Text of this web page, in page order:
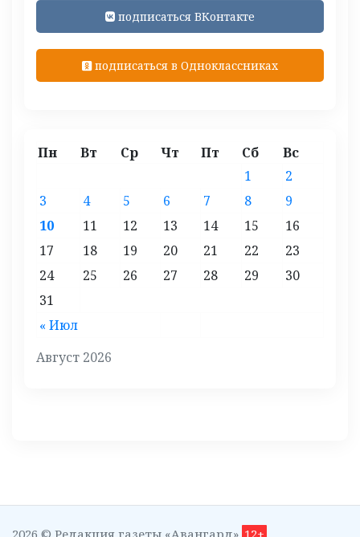
подписаться ВКонтакте
подписаться в Одноклассниках
Август 2026
Пн Вт Ср Чт Пт Сб Вс
« Июл
1
2
3
4 5 6 7 8
9
10
11 12 13 14 15
16
17
18 19 20 21 22
23
24
25 26 27 28 29
30
31